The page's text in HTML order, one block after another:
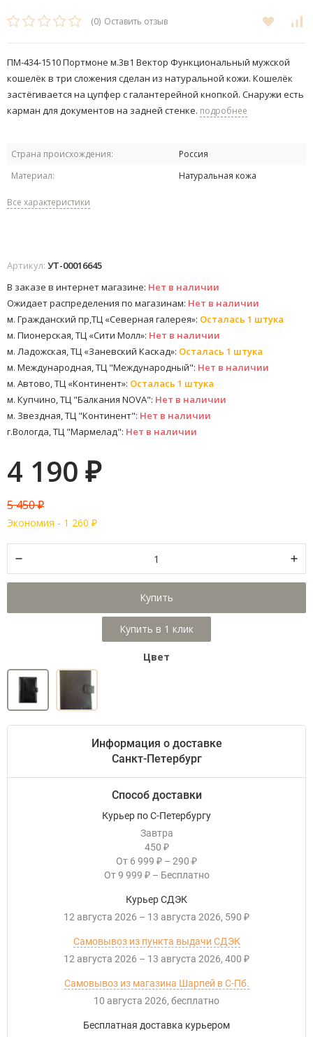
(0) Оставить отзыв
ПМ-434-1510 Портмоне м.3в1 Вектор Функциональный мужской
кошелёк в три сложения сделан из натуральной кожи. Кошелёк
застёгивается на цупфер с галантерейной кнопкой. Снаружи есть
карман для документов на задней стенке. подробнее
Страна происхождения:
Россия
Материал:
Натуральная кожа
Все характеристики
Артикул: УТ-00016645
В заказе в интернет магазине: Нет в наличии
Ожидает распределения по магазинам: Нет в наличии
м. Гражданский пр,ТЦ «Северная галерея»: Осталась 1 штука
м. Пионерская, ТЦ «Сити Молл»: Нет в наличии
м. Ладожская, ТЦ «Заневский Каскад»: Осталась 1 штука
м. Международная, ТЦ "Международный": Нет в наличии
м. Автово, ТЦ «Континент»: Осталась 1 штука
м. Купчино, ТЦ "Балкания NOVA": Нет в наличии
м. Звездная, ТЦ "Континент": Нет в наличии
г.Вологда, ТЦ "Мармелад": Нет в наличии
4 190 ₽
5 450₽
Экономия - 1 260 ₽
Купить
Цвет
Информация о доставке
Санкт-Петербург
Способ доставки
Курьер по С-Петербургу
Завтра
450 ₽
От 6 999 ₽ – 290 ₽
От 9 999 ₽ – Бесплатно
Курьер СДЭК
12 августа 2026 – 13 августа 2026 590 ₽
Самовывоз из пункта выдачи СДЭК
12 августа 2026 – 13 августа 2026 400 ₽
Самовывоз из магазина Шарпей в С-Пб.
10 августа 2026
Бесплатно
Бесплатная доставка курьером